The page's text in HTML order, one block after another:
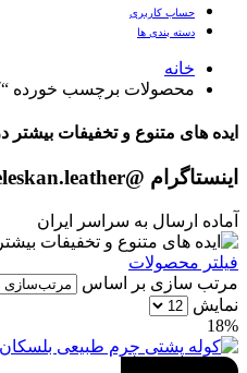
حساب کاربری
دسته بندی ها
خانه
محصولات برچسب خورده
ایده های متنوع و تخفیفات بیشتر
اینستاگرام @beleskan.leather
آماده ارسال به سراسر ایران
فیلتر محصولات
مرتب سازی بر اساس
نمایش
18%